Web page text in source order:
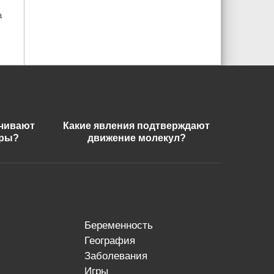
Какие явления подтверждают
движение молекул?
беременность
география
заболевания
игры